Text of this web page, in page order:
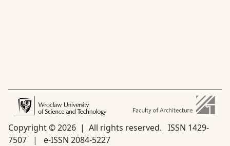
Copyright © 2026 | All rights reserved. ISSN 1429-
7507 | e-ISSN 2084-5227